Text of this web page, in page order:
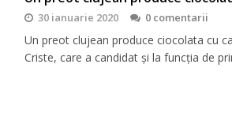
30 ianuarie 2020 0 comentarii
Un preot clujean produce ciocolata cu
Criste, care a candidat și la funcția de